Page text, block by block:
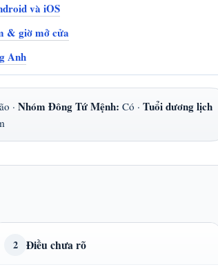
và iOS
& giờ mở cửa
Anh
· Nhóm Đông Tứ Mệnh: Có · Tuổi dương lịch
2 Điều chưa rõ